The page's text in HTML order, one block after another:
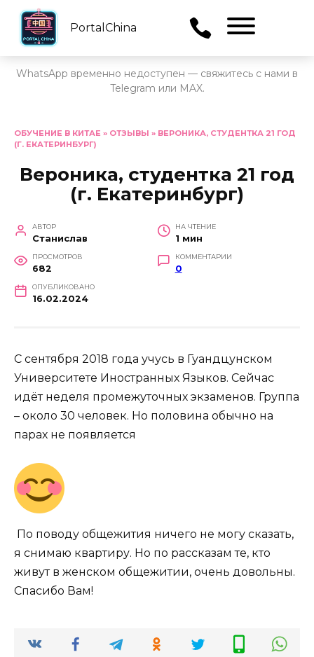
PortalChina
WhatsApp временно недоступен — свяжитесь с нами в
Telegram или MAX.
содержанию
ОБУЧЕНИЕ В КИТАЕ » ОТЗЫВЫ » ВЕРОНИКА, СТУДЕНТКА 21 ГОД
(Г. ЕКАТЕРИНБУРГ)
Вероника, студентка 21 год
(г. Екатеринбург)
АВТОР
Станислав
НА ЧТЕНИЕ
1 мин
ПРОСМОТРОВ
682
КОММЕНТАРИИ
0
ОПУБЛИКОВАНО
16.02.2024
С сентября 2018 года учусь в Гуандцунском
Университете Иностранных Языков. Сейчас
идёт неделя промежуточных экзаменов. Группа
– около 30 человек. Но половина обычно на
парах не появляется
По поводу общежития ничего не могу сказать,
я снимаю квартиру. Но по рассказам те, кто
живут в женском общежитии, очень довольны.
Спасибо Вам!